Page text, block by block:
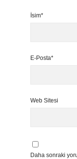
İsim*
E-Posta*
Web Sitesi
Daha sonraki